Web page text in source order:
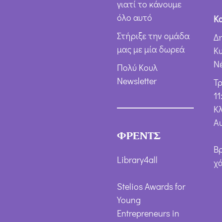
γιατί το κάνουμε
όλο αυτό
Στήριξε την ομάδα
μας με μία δωρεά
Πολύ Κουλ
Newsletter
ΦΡΕΝΤΣ
Library4all
Stelios Awards for
Young
Entrepreneurs in